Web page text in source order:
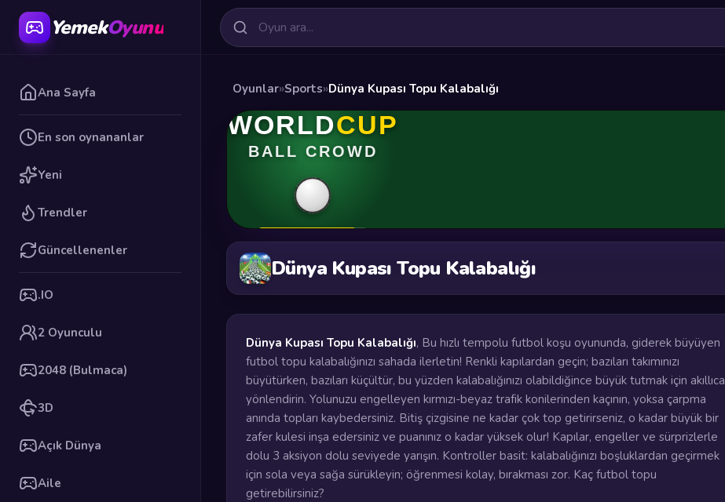
YemekOyunu
Ana Sayfa
En son oynananlar
Yeni
Trendler
Güncellenenler
.IO
2 Oyunculu
2048 (Bulmaca)
3D
Açık Dünya
Aile
Oyunlar»Sports»Dünya Kupası Topu Kalabalığı
Dünya Kupası Topu Kalabalığı
Dünya Kupası Topu Kalabalığı, Bu hızlı tempolu futbol koşu oyununda, giderek büyüyen
futbol topu kalabalığınızı sahada ilerletin! Renkli kapılardan geçin; bazıları takımınızı
büyütürken, bazıları küçültür, bu yüzden kalabalığınızı olabildiğince büyük tutmak için akıllıca
yönlendirin. Yolunuzu engelleyen kırmızı-beyaz trafik konilerinden kaçının, yoksa çarpma
anında topları kaybedersiniz. Bitiş çizgisine ne kadar çok top getirirseniz, o kadar büyük bir
zafer kulesi inşa edersiniz ve puanınız o kadar yüksek olur! Kapılar, engeller ve sürprizlerle
dolu 3 aksiyon dolu seviyede yarışın. Kontroller basit: kalabalığınızı boşluklardan geçirmek
için sola veya sağa sürükleyin; öğrenmesi kolay, bırakması zor. Kaç futbol topu
getirebilirsiniz?